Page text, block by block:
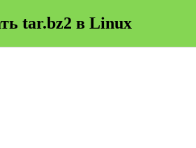
tar.bz2 в Linux